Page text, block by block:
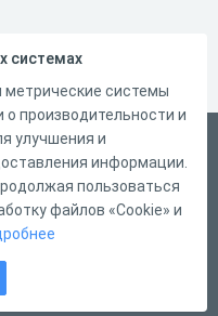
системах
метрические системы
производительности и
улучшения и
информации.
пользоваться
файлов «Cookie» и